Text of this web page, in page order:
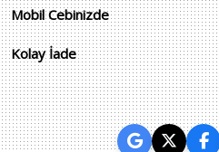
Mobil Cebinizde
Kolay İade